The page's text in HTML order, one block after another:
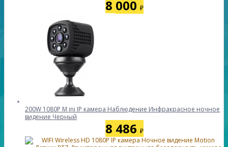
8 000 ₽
200W 1080P M ini IP камера Наблюдение Инфракрасное ночное
видение Черный
8 486 ₽